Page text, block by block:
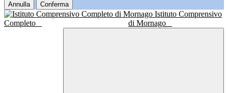
Annulla Conferma
Istituto Comprensivo
Completo
di Mornago